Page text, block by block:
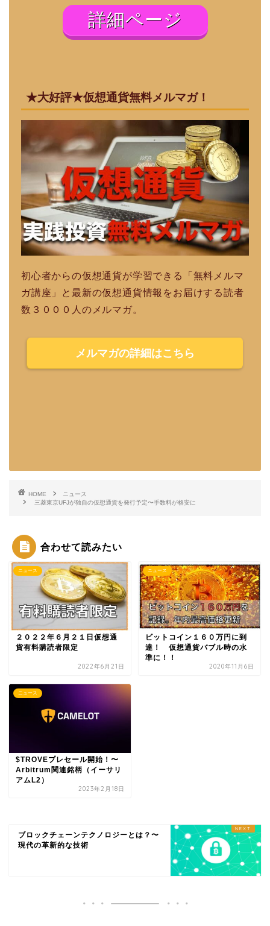
詳細ページ
★大好評★仮想通貨無料メルマガ！
初心者からの仮想通貨が学習できる「無料メルマ
ガ講座」と最新の仮想通貨情報をお届けする読者
数３０００人のメルマガ。
メルマガの詳細はこちら
HOME
ニュース
三菱東京UFJが独自の仮想通貨を発行予定〜手数料が格安に
合わせて読みたい
ニュース
２０２２年６月２１日仮想通
貨有料購読者限定
2022年6月21日
ニュース
ビットコイン１６０万円に到
達！ 仮想通貨バブル時の水
準に！！
2020年11月6日
ニュース
$TROVEプレセール開始！〜
Arbitrum関連銘柄（イーサリ
アムL2）
2023年2月18日
ブロックチェーンテクノロジーとは？〜
現代の革新的な技術